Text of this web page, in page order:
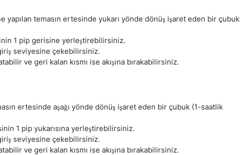
Haftalık Analiz
temasın ertesinde yukarı yönde dönüş işaret eden bir çubuk
1 pip gerisine yerleştirebilirsiniz.
seviyesine çekebilirsiniz.
ve geri kalan kısmı ise akışına bırakabilirsiniz.
ertesinde aşağı yönde dönüş işaret eden bir çubuk (1-saatlik
1 pip yukarısına yerleştirebilirsiniz.
seviyesine çekebilirsiniz.
ve geri kalan kısmı ise akışına bırakabilirsiniz.